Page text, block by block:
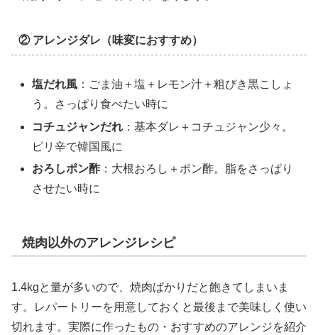
② アレンジダレ（味変におすすめ）
塩だれ風 ：ごま油＋塩＋レモン汁＋粗びき黒こしょ
う。さっぱり食べたい時に
コチュジャンだれ ：基本ダレ＋コチュジャン少々。
ピリ辛で韓国風に
おろしポン酢：大根おろし＋ポン酢。脂をさっぱり
させたい時に
焼肉以外のアレンジレシピ
1.4kgと量が多いので、焼肉ばかりだと飽きてしまいま
す。レパートリーを用意しておくと最後まで美味しく使い
切れます。実際に作ったもの・おすすめのアレンジを紹介